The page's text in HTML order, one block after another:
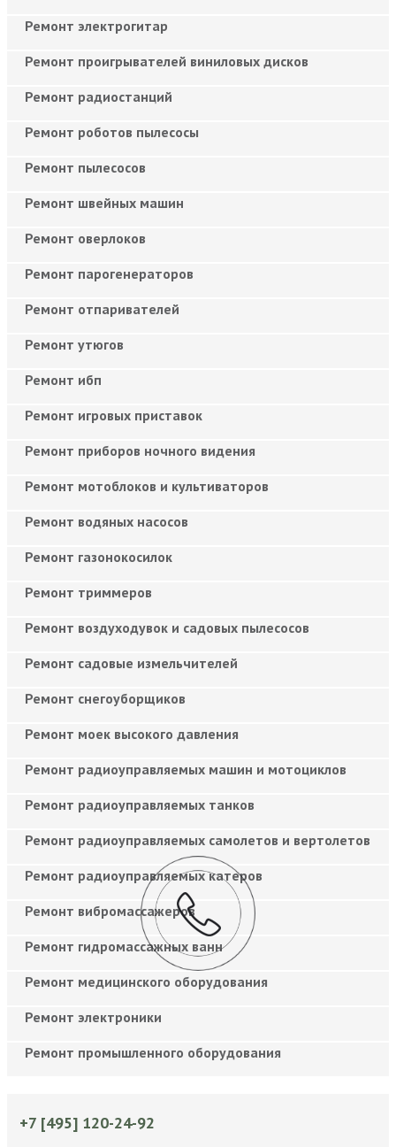
Ремонт электрогитар
Ремонт проигрывателей виниловых дисков
Ремонт радиостанций
Ремонт роботов пылесосы
Ремонт пылесосов
Ремонт швейных машин
Ремонт оверлоков
Ремонт парогенераторов
Ремонт отпаривателей
Ремонт утюгов
Ремонт ибп
Ремонт игровых приставок
Ремонт приборов ночного видения
Ремонт мотоблоков и культиваторов
Ремонт водяных насосов
Ремонт газонокосилок
Ремонт триммеров
Ремонт воздуходувок и садовых пылесосов
Ремонт садовые измельчителей
Ремонт снегоуборщиков
Ремонт моек высокого давления
Ремонт радиоуправляемых машин и мотоциклов
Ремонт радиоуправляемых танков
Ремонт радиоуправляемых самолетов и вертолетов
Ремонт радиоуправляемых катеров
Ремонт вибромассажеров
Ремонт гидромассажных ванн
Ремонт медицинского оборудования
Ремонт электроники
Ремонт промышленного оборудования
+7 [495] 120-24-92